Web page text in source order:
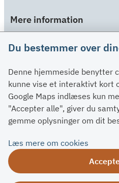
Mere information
Spørgsmål og svar
Kontakt
Paragraffer
Om su.dk
Du bestemmer over
Denne hjemmeside benytter
kunne vise et interaktivt kort
Google Maps indlæses kun
"Accepter alle", giver du
gemme oplysninger om dit
Læs mere om cookies